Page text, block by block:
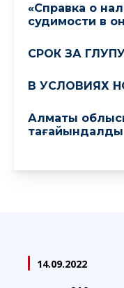
«Справка о
судимости в
СРОК ЗА
В УСЛОВИЯХ
Алматы
тағайындалды